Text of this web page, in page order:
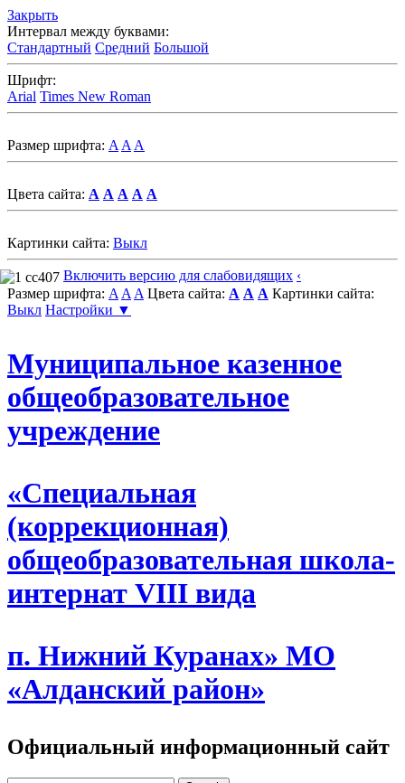
Закрыть
Интервал между буквами:
Стандартный Средний Большой
Шрифт:
Arial Times New Roman
Размер шрифта: A A A
Цвета сайта: A A A A A
Картинки сайта: Выкл
Включить версию для слабовидящих ‹
Размер шрифта: A A A Цвета сайта: A A A Картинки сайта:
Выкл Настройки ▼
Муниципальное казенное
общеобразовательное
учреждение
«Специальная
(коррекционная)
общеобразовательная школа-
интернат VIII вида
п. Нижний Куранах» МО
«Алданский район»
Официальный информационный сайт